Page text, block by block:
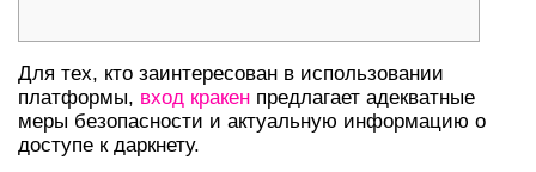
Для тех, кто заинтересован в использовании
платформы, вход кракен предлагает адекватные
меры безопасности и актуальную информацию о
доступе к даркнету.